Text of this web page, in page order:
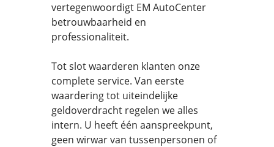
vertegenwoordigt EM AutoCenter
betrouwbaarheid en
professionaliteit.
Tot slot waarderen klanten onze
complete service. Van eerste
waardering tot uiteindelijke
geldoverdracht regelen we alles
intern. U heeft één aanspreekpunt,
geen wirwar van tussenpersonen of